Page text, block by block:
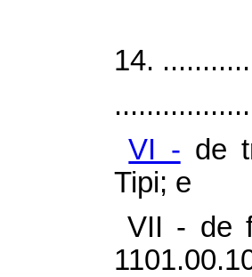
14.
VI - de
Tipi; e
VII - de